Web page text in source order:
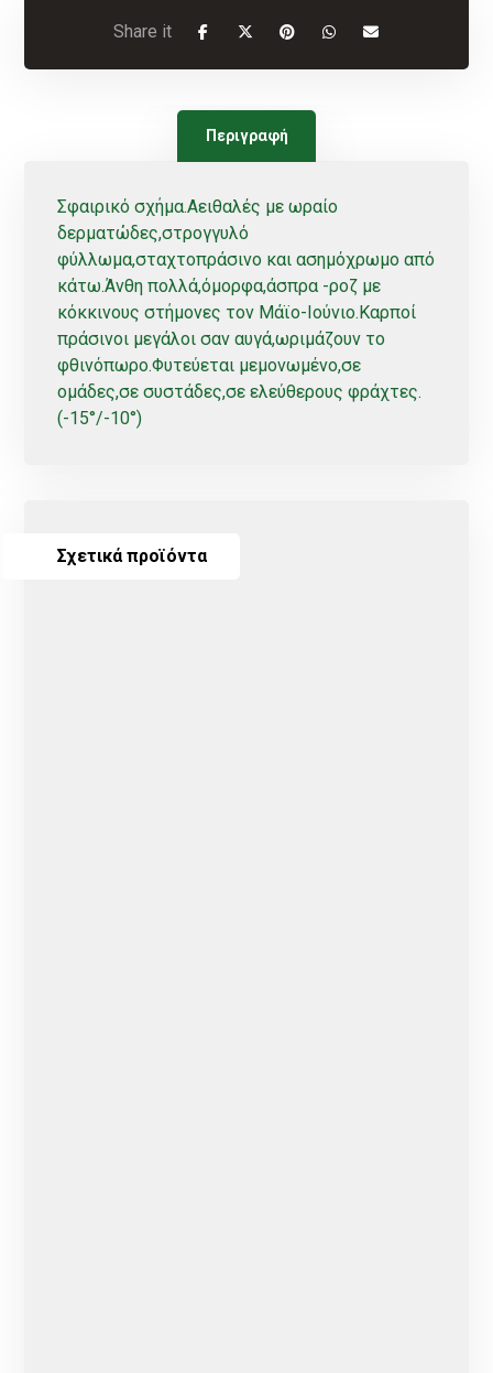
Περιγραφή
Σφαιρικό σχήμα.Αειθαλές με ωραίο
δερματώδες,στρογγυλό
φύλλωμα,σταχτοπράσινο και ασημόχρωμο από
κάτω.Άνθη πολλά,όμορφα,άσπρα -ροζ με
κόκκινους στήμονες τον Μάϊο-Ιούνιο.Καρποί
πράσινοι μεγάλοι σαν αυγά,ωριμάζουν το
φθινόπωρο.Φυτεύεται μεμονωμένο,σε
ομάδες,σε συστάδες,σε ελεύθερους φράχτες.
(-15°/-10°)
Σχετικά προϊόντα